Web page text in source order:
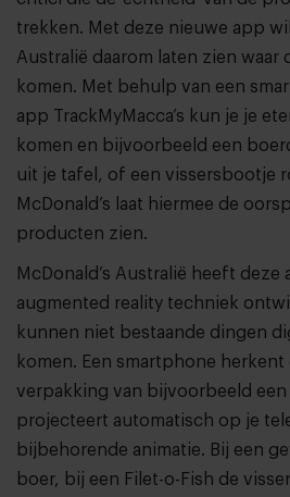
trekken. Met deze nieuwe app
Australië daarom laten zien waar
komen. Met behulp van een
app TrackMyMacca’s kun je je
komen en bijvoorbeeld een
uit je tafel, of een vissersbootje
McDonald’s laat hiermee de
producten zien.
McDonald’s Australië heeft
augmented reality techniek
kunnen niet bestaande dingen
komen. Een smartphone
verpakking van bijvoorbeeld een
projecteert automatisch op je
bijbehorende animatie. Bij een
boer, bij een Filet-o-Fish de